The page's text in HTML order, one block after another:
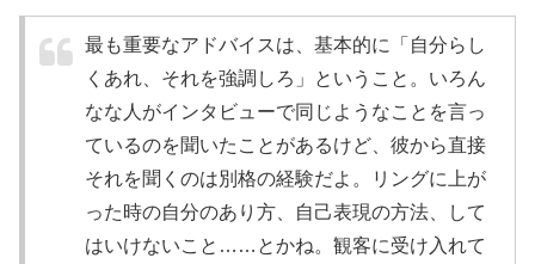
最も重要なアドバイスは、基本的に「自分らし
くあれ、それを強調しろ」ということ。いろん
なな人がインタビューで同じようなことを言っ
ているのを聞いたことがあるけど、彼から直接
それを聞くのは別格の経験だよ。リングに上が
った時の自分のあり方、自己表現の方法、して
はいけないこと……とかね。観客に受け入れて